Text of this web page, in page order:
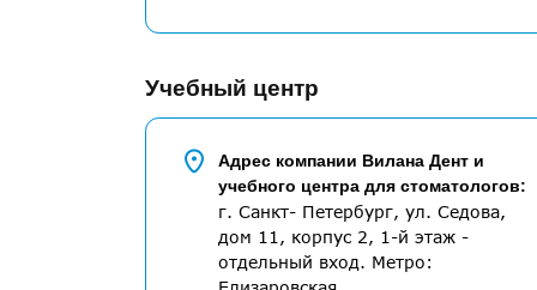
Учебный центр
Адрес компании Вилана Дент и
учебного центра для стоматологов:
г. Санкт- Петербург, ул. Седова,
дом 11, корпус 2, 1-й этаж -
отдельный вход. Метро: